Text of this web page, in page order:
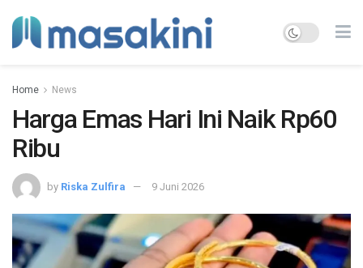
Home News
Harga Emas Hari Ini Naik Rp60
Ribu
by Riska Zulfira 9 Juni 2026